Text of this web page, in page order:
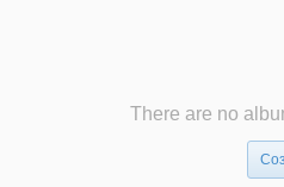
There are no